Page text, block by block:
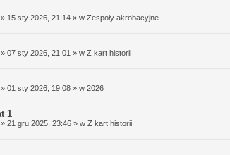
» 15 sty 2026, 21:14 » w Zespoły akrobacyjne
» 07 sty 2026, 21:01 » w Z kart historii
» 01 sty 2026, 19:08 » w 2026
1
» 21 gru 2025, 23:46 » w Z kart historii